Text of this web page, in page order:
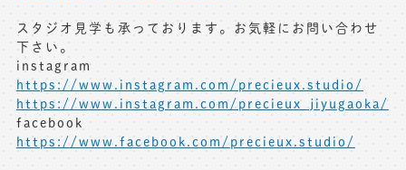
スタジオ見学も承っております。お気軽にお問い合わせ
下さい。
instagram
https://www.instagram.com/precieux.studio/
https://www.instagram.com/precieux_jiyugaoka/
facebook
https://www.facebook.com/precieux.studio/